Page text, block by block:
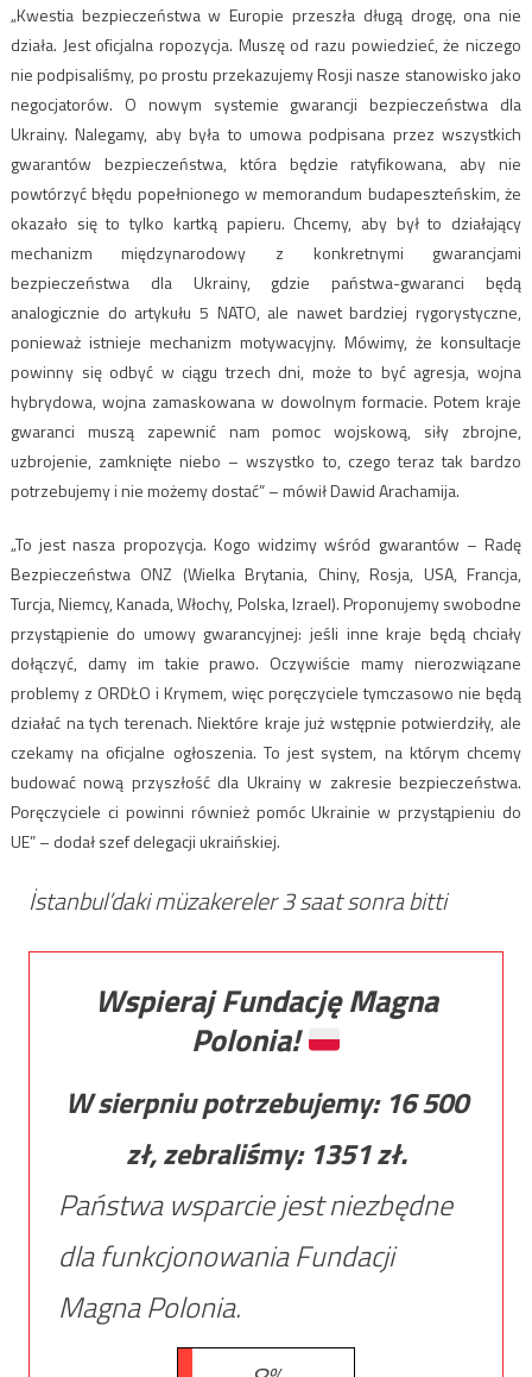
„Kwestia bezpieczeństwa w Europie przeszła długą drogę, ona nie
działa. Jest oficjalna ropozycja. Muszę od razu powiedzieć, że niczego
nie podpisaliśmy, po prostu przekazujemy Rosji nasze stanowisko jako
negocjatorów. O nowym systemie gwarancji bezpieczeństwa dla
Ukrainy. Nalegamy, aby była to umowa podpisana przez wszystkich
gwarantów bezpieczeństwa, która będzie ratyfikowana, aby nie
powtórzyć błędu popełnionego w memorandum budapeszteńskim, że
okazało się to tylko kartką papieru. Chcemy, aby był to działający
mechanizm międzynarodowy z konkretnymi gwarancjami
bezpieczeństwa dla Ukrainy, gdzie państwa-gwaranci będą
analogicznie do artykułu 5 NATO, ale nawet bardziej rygorystyczne,
ponieważ istnieje mechanizm motywacyjny. Mówimy, że konsultacje
powinny się odbyć w ciągu trzech dni, może to być agresja, wojna
hybrydowa, wojna zamaskowana w dowolnym formacie. Potem kraje
gwaranci muszą zapewnić nam pomoc wojskową, siły zbrojne,
uzbrojenie, zamknięte niebo – wszystko to, czego teraz tak bardzo
potrzebujemy i nie możemy dostać” – mówił Dawid Arachamija.
„To jest nasza propozycja. Kogo widzimy wśród gwarantów – Radę
Bezpieczeństwa ONZ (Wielka Brytania, Chiny, Rosja, USA, Francja,
Turcja, Niemcy, Kanada, Włochy, Polska, Izrael). Proponujemy swobodne
przystąpienie do umowy gwarancyjnej: jeśli inne kraje będą chciały
dołączyć, damy im takie prawo. Oczywiście mamy nierozwiązane
problemy z ORDŁO i Krymem, więc poręczyciele tymczasowo nie będą
działać na tych terenach. Niektóre kraje już wstępnie potwierdziły, ale
czekamy na oficjalne ogłoszenia. To jest system, na którym chcemy
budować nową przyszłość dla Ukrainy w zakresie bezpieczeństwa.
Poręczyciele ci powinni również pomóc Ukrainie w przystąpieniu do
UE” – dodał szef delegacji ukraińskiej.
İstanbul’daki müzakereler 3 saat sonra bitti
Wspieraj Fundację Magna
Polonia!
W sierpniu potrzebujemy: 16 500
zł, zebraliśmy: 1351zł.
Państwa wsparcie jest niezbędne
dla funkcjonowania Fundacji
Magna Polonia.